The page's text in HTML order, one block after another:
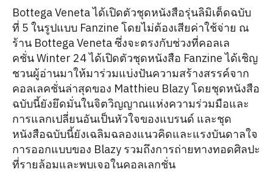
Bottega Veneta ได้เปิดตัวชุดหนังสือรุ่นลิมิเต็ดฉบับ
ที่ 5 ในรูปแบบ Fanzine โดยไม่ต้องเสียค่าใช้จ่าย ณ
ร้าน Bottega Veneta ซึ่งจะตรงกับช่วงที่คอลเล
คชั่น Winter 24 ได้เปิดตัวชุดหนังสือ Fanzine ได้เชิญ
ชวนผู้อ่านมาให้มาร่วมแบ่งปันความสร้างสรรค์จาก
คอลเลคชั่นล่าสุดของ Matthieu Blazy โดยชุดหนังสือ
ฉบับนี้ยังยึดมั่นในจิตวิญญาณแห่งความร่วมมือและ
การแลกเปลี่ยนอันเป็นหัวใจของแบรนด์ และชุด
หนังสือฉบับนี้ยังเฉลิมฉลองแนวคิดและแรงบันดาลใจ
การออกแบบของ Blazy รวมถึงการถ่ายทางทอดศิลปะ
ที่รายล้อมและพบเจอในคอลเลกชั่น